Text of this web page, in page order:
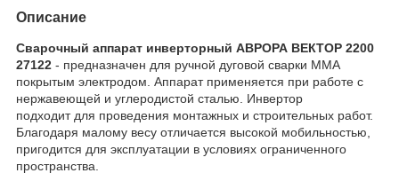
Описание
Сварочный аппарат инверторный АВРОРА ВЕКТОР 2200
27122 - предназначен для ручной дуговой сварки ММА
покрытым электродом. Аппарат применяется при работе с
нержавеющей и углеродистой сталью. Инвертор
подходит для проведения монтажных и строительных работ.
Благодаря малому весу отличается высокой мобильностью,
пригодится для эксплуатации в условиях ограниченного
пространства.